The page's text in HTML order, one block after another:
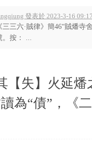
發表於 2023-3-16
三三六·賊律》簡46“賊燔
。按： ...
【失】火延
為“債”，《